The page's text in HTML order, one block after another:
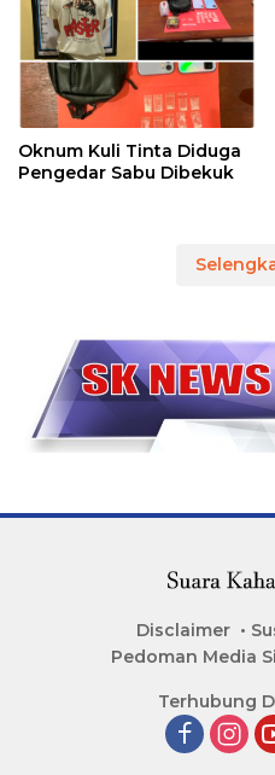
Oknum Kuli Tinta Diduga
Pengedar Sabu Dibekuk
Disclaimer
Pedoman Media
Terhubung